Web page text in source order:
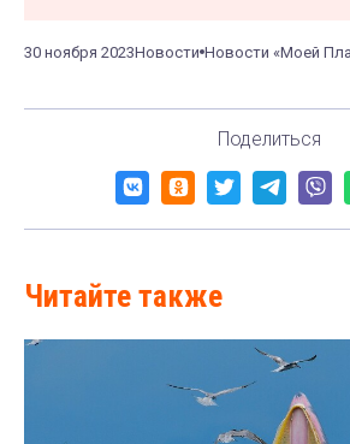
30 ноября 2023Новости Новости «Моей
Поделиться
Читайте также